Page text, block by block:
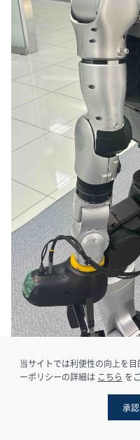
当サイトでは利便性の向上を
ーポリシーの詳細は こちら を
承認